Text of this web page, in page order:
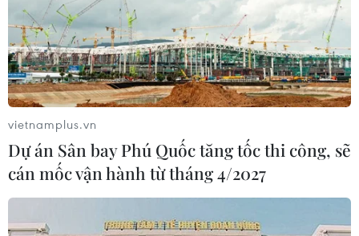
vietnamplus.vn
Dự án Sân bay Phú Quốc tăng tốc thi công, sẽ
cán mốc vận hành từ tháng 4/2027